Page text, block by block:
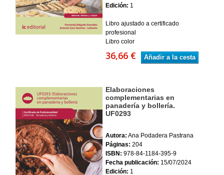
Edición: 1
Libro ajustado a certificado
profesional
Libro color
36,66 € Añadir a la cesta
Elaboraciones
complementarias en
panadería y bollería.
UF0293
Autora: Ana Podadera Pastrana
Páginas: 204
ISBN: 978-84-1184-395-9
Fecha publicación: 15/07/2024
Edición: 1